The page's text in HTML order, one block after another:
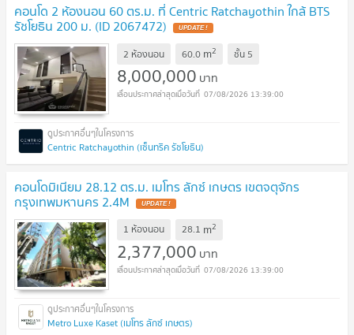
คอนโด 2 ห้องนอน 60 ตร.ม. ที่ Centric Ratchayothin ใกล้ BTS
รัชโยธิน 200 ม. (ID 2067472) UPDATE !
2 ห้องนอน 60.0 m2 ชั้น 5
8,000,000 บาท
07/08/2026 13:39:00
Centric Ratchayothin (เซ็นทริค รัชโยธิน)
คอนโดมิเนียม 28.12 ตร.ม. เมโทร ลักซ์ เกษตร เขตจตุจักร
กรุงเทพมหานคร 2.4M UPDATE !
1 ห้องนอน 28.1 m2
2,377,000 บาท
07/08/2026 13:39:00
Metro Luxe Kaset (เมโทร ลักซ์ เกษตร)